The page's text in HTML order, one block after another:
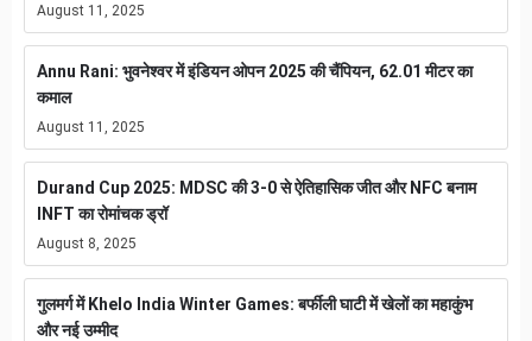
August 11, 2025
Annu Rani: भुवनेश्वर में इंडियन ओपन 2025 की चैंपियन, 62.01 मीटर का
कमाल
August 11, 2025
Durand Cup 2025: MDSC की 3-0 से ऐतिहासिक जीत और NFC बनाम
INFT का रोमांचक ड्रॉ
August 8, 2025
गुलमर्ग में Khelo India Winter Games: बर्फीली घाटी में खेलों का महाकुंभ
और नई उम्मीद